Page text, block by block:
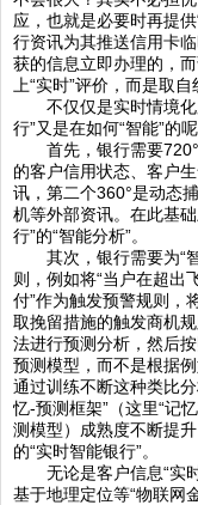
应，也就是必要时再提
行资讯为其推送信用卡
获的信息立即办理的，
上“实时”评价，而是取
不仅仅是实时情境化
行”又是在如何“智能”的
首先，银行需要720°
的客户信用状态、客户
讯，第二个360°是动态
机等外部资讯。在此基
行”的“智能分析”。
其次，银行需要为“智
则，例如将“当户在超出
付”作为触发预警规则，
取挽留措施的触发商机
法进行预测分析，然后
预测模型，而不是根据
通过训练不断这种类比
忆-预测框架”（这里“记
测模型）成熟度不断提
的“实时智能银行”。
无论是客户信息“实时
基于地理定位等“物联网